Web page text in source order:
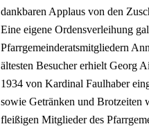
dankbaren Applaus von den
Eine eigene Ordensverleihung
Pfarrgemeinderatsmitgliedern
ältesten Besucher erhielt Georg
1934 von Kardinal Faulhaber
sowie Getränken und Brotzeiten
fleißigen Mitglieder des